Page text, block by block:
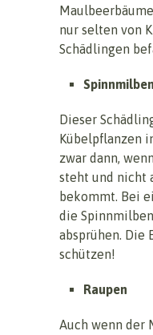
nur selten von
Schädlingen
Spinnmilben
Dieser
Kübelpflanzen
zwar dann,
steht und nicht
bekommt. Bei
die
absprühen. Die
schützen!
Raupen
Auch wenn der